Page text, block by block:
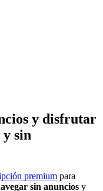
y disfrutar
sin
premium para
sin anuncios y